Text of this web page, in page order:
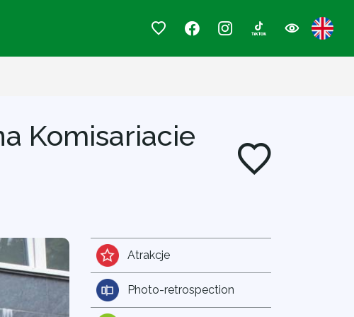
Komisariacie
Atrakcje
Photo-retrospection